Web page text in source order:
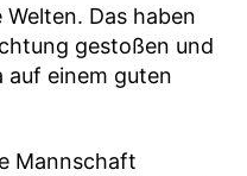
Das haben
gestoßen und
auf einem guten
Mannschaft